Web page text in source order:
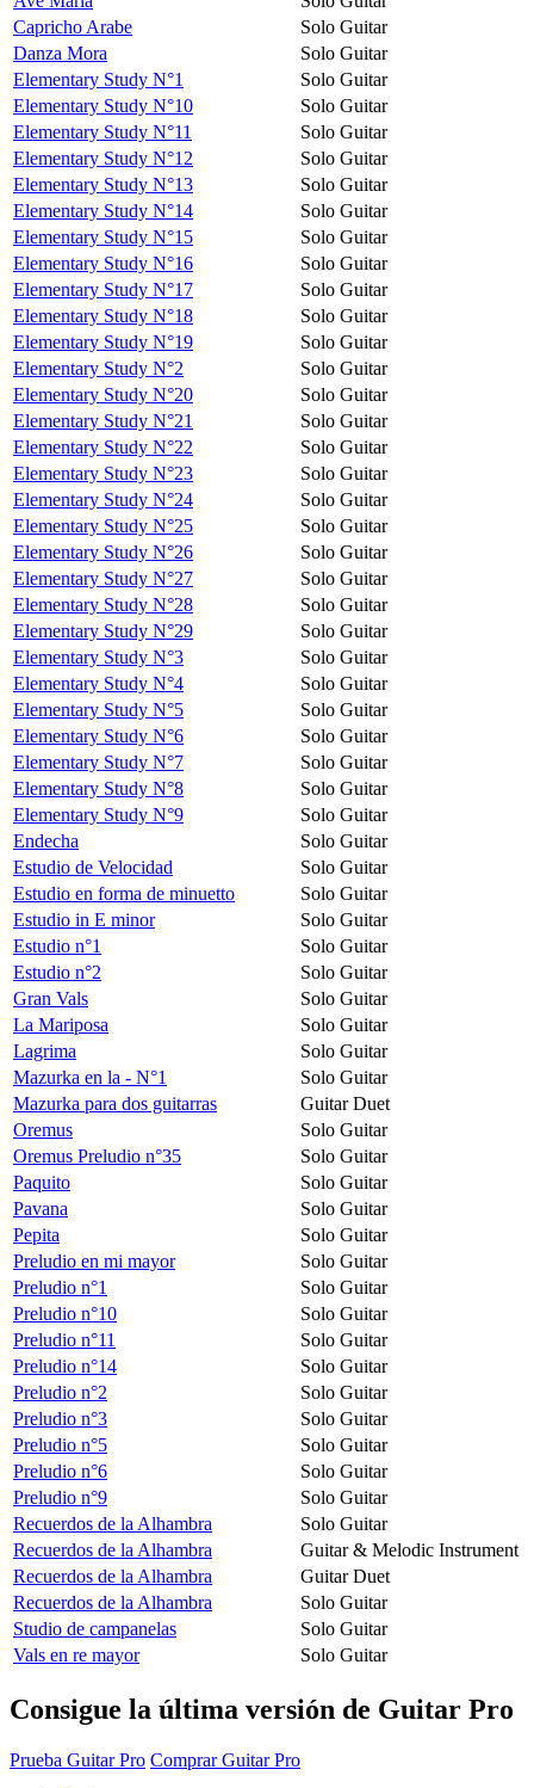
Capricho Arabe
Solo Guitar
Danza Mora
Solo Guitar
Elementary Study N°1
Solo Guitar
Elementary Study N°10
Solo Guitar
Elementary Study N°11
Solo Guitar
Elementary Study N°12
Solo Guitar
Elementary Study N°13
Solo Guitar
Elementary Study N°14
Solo Guitar
Elementary Study N°15
Solo Guitar
Elementary Study N°16
Solo Guitar
Elementary Study N°17
Solo Guitar
Elementary Study N°18
Solo Guitar
Elementary Study N°19
Solo Guitar
Elementary Study N°2
Solo Guitar
Elementary Study N°20
Solo Guitar
Elementary Study N°21
Solo Guitar
Elementary Study N°22
Solo Guitar
Elementary Study N°23
Solo Guitar
Elementary Study N°24
Solo Guitar
Elementary Study N°25
Solo Guitar
Elementary Study N°26
Solo Guitar
Elementary Study N°27
Solo Guitar
Elementary Study N°28
Solo Guitar
Elementary Study N°29
Solo Guitar
Elementary Study N°3
Solo Guitar
Elementary Study N°4
Solo Guitar
Elementary Study N°5
Solo Guitar
Elementary Study N°6
Solo Guitar
Elementary Study N°7
Solo Guitar
Elementary Study N°8
Solo Guitar
Elementary Study N°9
Solo Guitar
Endecha
Solo Guitar
Estudio de Velocidad
Solo Guitar
Estudio en forma de minuetto
Solo Guitar
Estudio in E minor
Solo Guitar
Estudio n°1
Solo Guitar
Estudio n°2
Solo Guitar
Gran Vals
Solo Guitar
La Mariposa
Solo Guitar
Lagrima
Solo Guitar
Mazurka en la - N°1
Solo Guitar
Mazurka para dos guitarras
Guitar Duet
Oremus
Solo Guitar
Oremus Preludio n°35
Solo Guitar
Paquito
Solo Guitar
Pavana
Solo Guitar
Pepita
Solo Guitar
Preludio en mi mayor
Solo Guitar
Preludio n°1
Solo Guitar
Preludio n°10
Solo Guitar
Preludio n°11
Solo Guitar
Preludio n°14
Solo Guitar
Preludio n°2
Solo Guitar
Preludio n°3
Solo Guitar
Preludio n°5
Solo Guitar
Preludio n°6
Solo Guitar
Preludio n°9
Solo Guitar
Recuerdos de la Alhambra
Solo Guitar
Recuerdos de la Alhambra
Guitar & Melodic Instrument
Recuerdos de la Alhambra
Guitar Duet
Recuerdos de la Alhambra
Solo Guitar
Studio de campanelas
Solo Guitar
Vals en re mayor
Solo Guitar
Consigue la última versión de Guitar Pro
Prueba Guitar Pro Comprar Guitar Pro